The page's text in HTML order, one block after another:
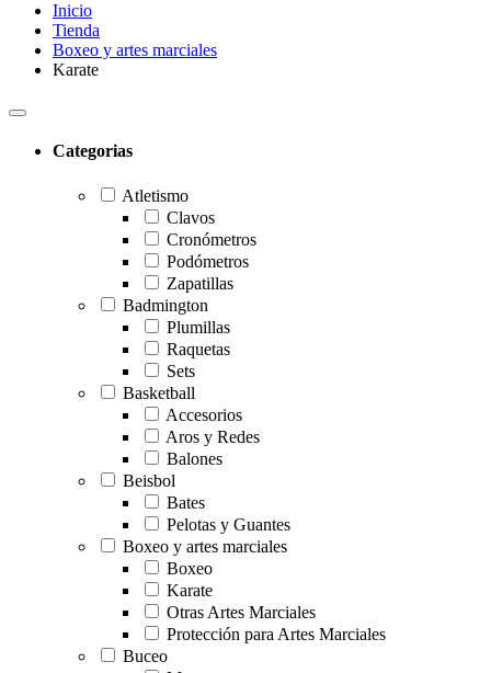
Inicio
Tienda
Boxeo y artes marciales
Karate
Categorias
Atletismo
Clavos
Cronómetros
Podómetros
Zapatillas
Badmington
Plumillas
Raquetas
Sets
Basketball
Accesorios
Aros y Redes
Balones
Beisbol
Bates
Pelotas y Guantes
Boxeo y artes marciales
Boxeo
Karate
Otras Artes Marciales
Protección para Artes Marciales
Buceo